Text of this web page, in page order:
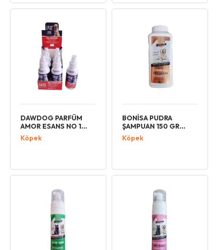
DAWDOG PARFÜM
AMOR ESANS NO 1
DOG 100 ML
Köpek
BONİSA PUDRA
ŞAMPUAN 150 GR
KÖPEK
Köpek